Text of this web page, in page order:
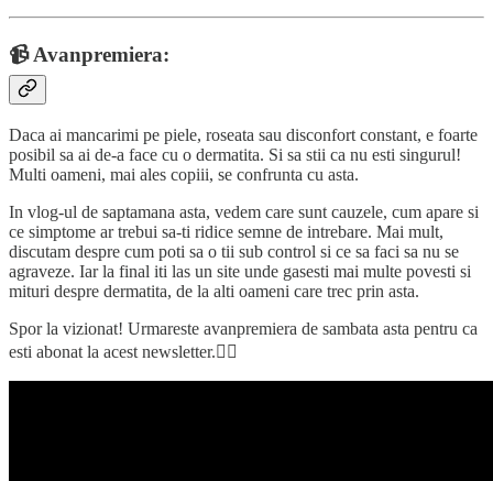
📹 Avanpremiera:
Daca ai mancarimi pe piele, roseata sau disconfort constant, e foarte
posibil sa ai de-a face cu o dermatita. Si sa stii ca nu esti singurul!
Multi oameni, mai ales copiii, se confrunta cu asta.
In vlog-ul de saptamana asta, vedem care sunt cauzele, cum apare si
ce simptome ar trebui sa-ti ridice semne de intrebare. Mai mult,
discutam despre cum poti sa o tii sub control si ce sa faci sa nu se
agraveze. Iar la final iti las un site unde gasesti mai multe povesti si
mituri despre dermatita, de la alti oameni care trec prin asta.
Spor la vizionat! Urmareste avanpremiera de sambata asta pentru ca
esti abonat la acest newsletter.👇🏼